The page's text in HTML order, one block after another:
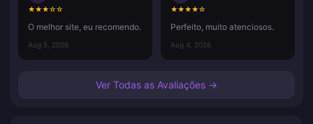
★★★☆☆
O melhor site, eu recomendo.
Aug 5, 2026
★★★★☆
Perfeito, muito atenciosos.
Aug 4, 2026
Ver Todas as Avaliações →